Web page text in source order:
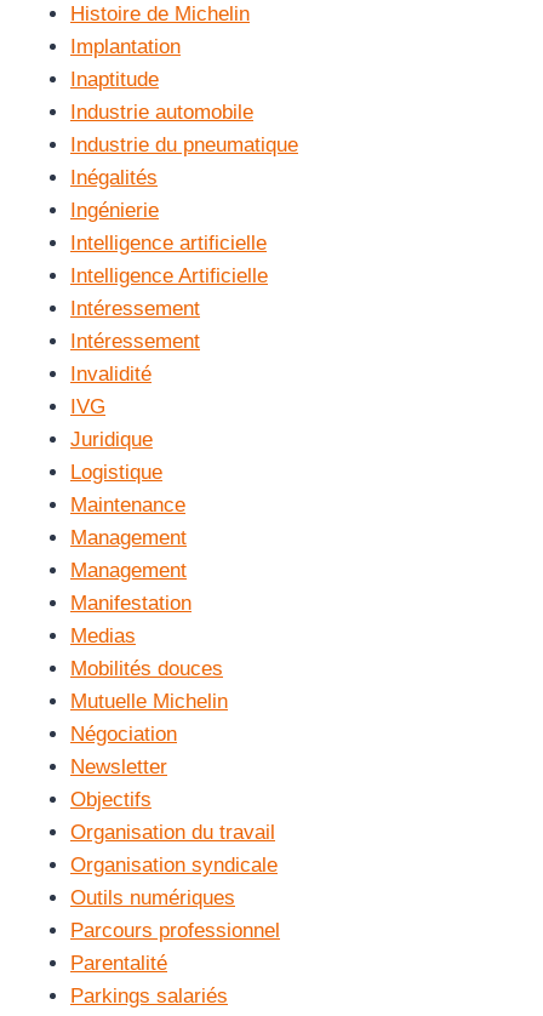
Histoire de Michelin
Implantation
Inaptitude
Industrie automobile
Industrie du pneumatique
Inégalités
Ingénierie
Intelligence artificielle
Intelligence Artificielle
Intéressement
Intéressement
Invalidité
IVG
Juridique
Logistique
Maintenance
Management
Management
Manifestation
Medias
Mobilités douces
Mutuelle Michelin
Négociation
Newsletter
Objectifs
Organisation du travail
Organisation syndicale
Outils numériques
Parcours professionnel
Parentalité
Parkings salariés